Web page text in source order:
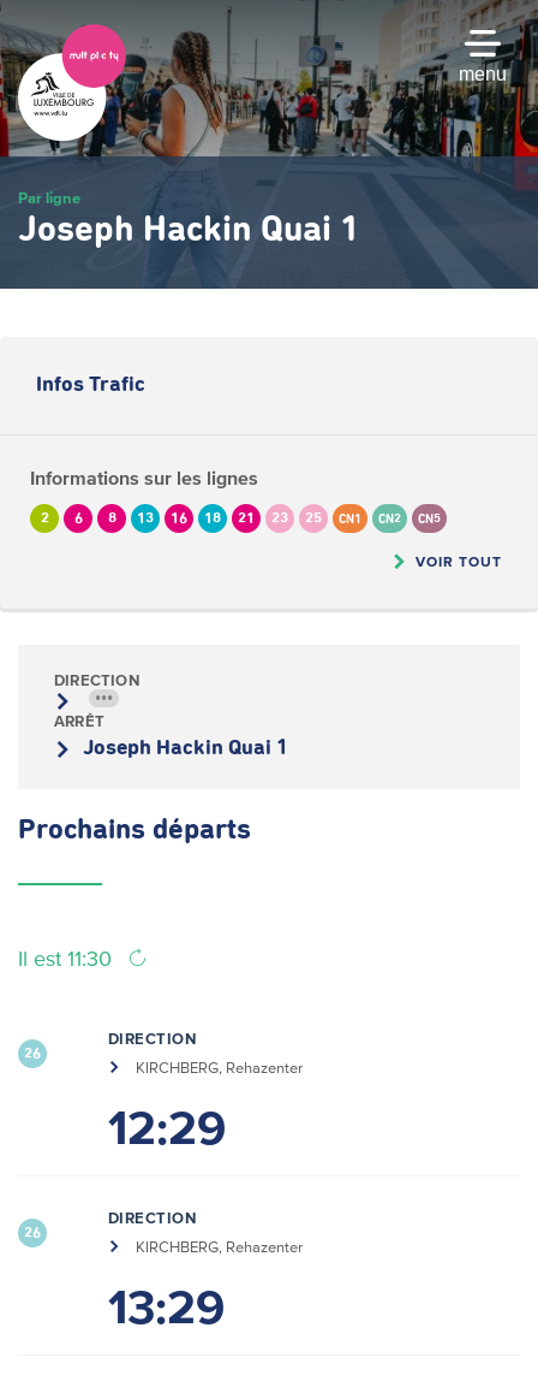
Passer
au
contenu
principal
menu
Par ligne
Joseph Hackin Quai 1
Infos Trafic
Informations sur les lignes
2 6 8 13 16 18 21 23 25 CN1 CN2 CN5
VOIR TOUT
DIRECTION
•••
ARRÊT
Joseph Hackin Quai 1
Prochains départs
Il est 11:30
26
DIRECTION
KIRCHBERG, Rehazenter
12:29
26
DIRECTION
KIRCHBERG, Rehazenter
13:29